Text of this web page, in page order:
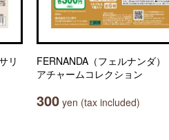
リ
FERNANDA（フェルナンダ）
アチャームコレクション
300 yen (tax included)